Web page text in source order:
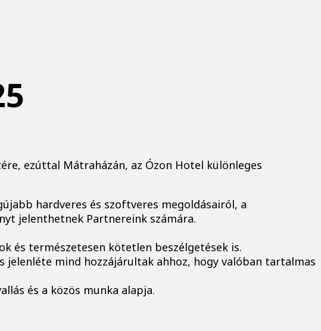
ezúttal Mátraházán, az Ózon Hotel különleges
hardveres és szoftveres megoldásairól, a
jelenthetnek Partnereink számára.
és természetesen kötetlen beszélgetések is.
mind hozzájárultak ahhoz, hogy valóban tartalmas
és a közös munka alapja.